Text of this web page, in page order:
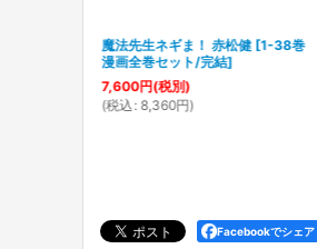
魔法先生ネギま！ 赤松健 [1-38巻
漫画全巻セット/完結]
7,600円(税別)
(税込: 8,360円)
Facebookでシェア